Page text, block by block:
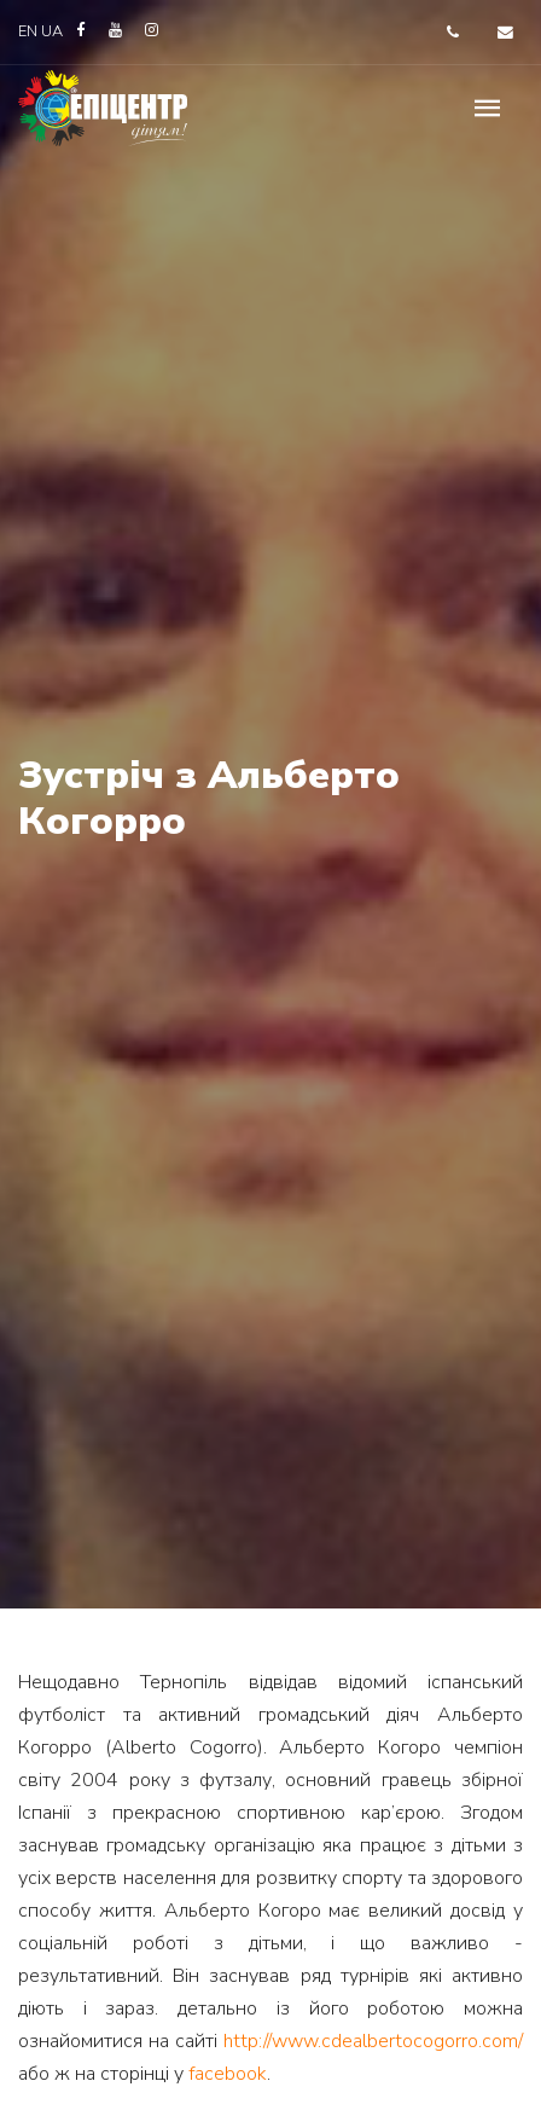
EN UA
Зустріч з Альберто
Когорро
Нещодавно Тернопіль відвідав відомий іспанський
футболіст та активний громадський діяч Альберто
Когорро (Alberto Cogorro). Альберто Когоро чемпіон
світу 2004 року з футзалу, основний гравець збірної
Іспанії з прекрасною спортивною кар’єрою. Згодом
заснував громадську організацію яка працює з дітьми з
усіх верств населення для розвитку спорту та здорового
способу життя. Альберто Когоро має великий досвід у
соціальній роботі з дітьми, і що важливо -
результативний. Він заснував ряд турнірів які активно
діють і зараз. детально із його роботою можна
ознайомитися на сайті http://www.cdealbertocogorro.com/
або ж на сторінці уfacebook.